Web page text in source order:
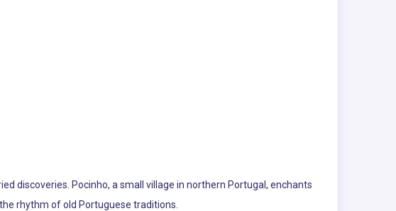
discoveries. Pocinho, a small village in northern Portugal, enchants
rhythm of old Portuguese traditions.